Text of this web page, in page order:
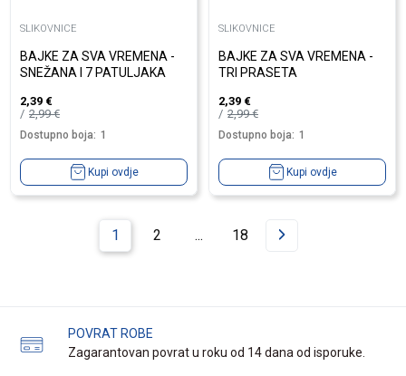
SLIKOVNICE
BAJKE ZA SVA VREMENA -
SNEŽANA I 7 PATULJAKA
2,39 €
2,99€
Dostupno boja: 1
Kupi ovdje
SLIKOVNICE
BAJKE ZA SVA VREMENA -
TRI PRASETA
2,39 €
2,99€
Dostupno boja: 1
Kupi ovdje
1 2 ... 18
POVRAT ROBE
Zagarantovan povrat u roku od 14 dana od isporuke.